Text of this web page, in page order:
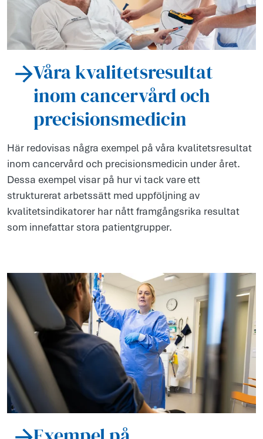
Våra kvalitetsresultat
inom cancervård och
precisionsmedicin
Här redovisas några exempel på våra kvalitetsresultat
inom cancervård och precisionsmedicin under året.
Dessa exempel visar på hur vi tack vare ett
strukturerat arbetssätt med uppföljning av
kvalitetsindikatorer har nått framgångsrika resultat
som innefattar stora patientgrupper.